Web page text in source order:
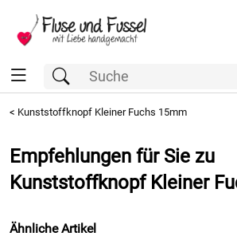
< Kunststoffknopf Kleiner Fuchs 15mm
Empfehlungen für Sie zu
Kunststoffknopf Kleiner
Ähnliche Artikel